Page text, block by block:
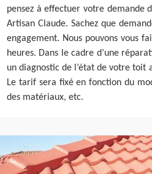
pensez à effectuer votre demande
Artisan Claude. Sachez que
engagement. Nous pouvons vous
heures. Dans le cadre d’une
un diagnostic de l’état de votre toit
Le tarif sera fixé en fonction du
des matériaux, etc.